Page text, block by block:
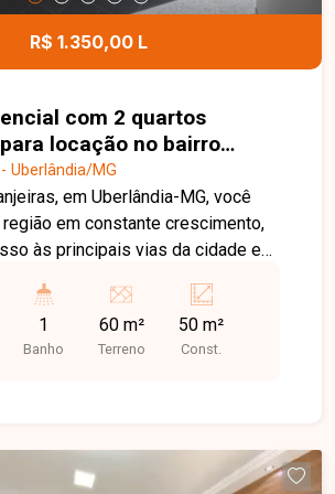
R$ 1.350,00 L
com 2 quartos
locação no bairro
em Uberlândia-MG
Uberlândia/MG
em Uberlândia-MG, você
região em constante crescimento,
às principais vias da cidade e
comércios, oferecendo
de vida. Casa disponível
composta por sala, 2 quartos,
e praticidade no dia a dia. O
vaga de garagem, sendo ideal
1
Banho
60 m²
Terreno
50 m²
Const.